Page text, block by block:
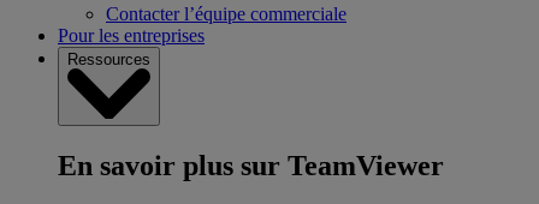
Contacter l’équipe commerciale
Pour les entreprises
Ressources
En savoir plus sur TeamViewer